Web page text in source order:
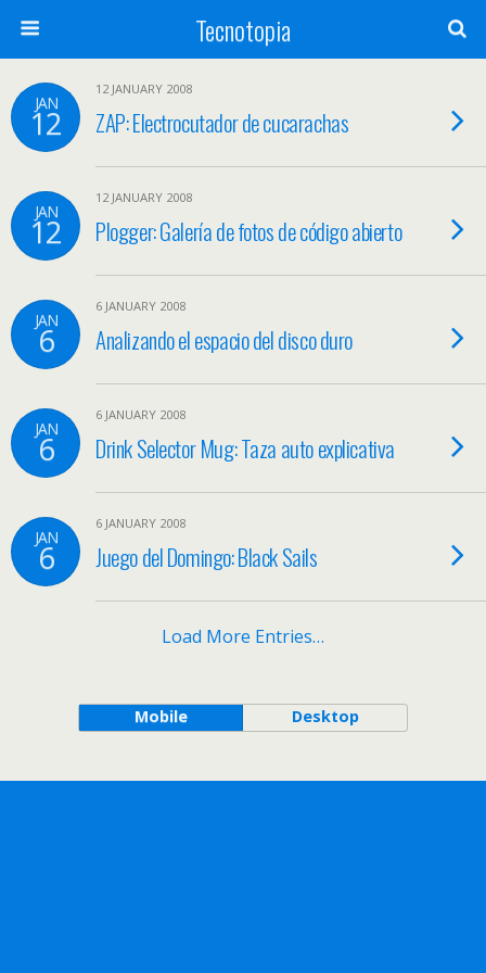
Tecnotopia
JAN
12
12 JANUARY 2008
ZAP: Electrocutador de cucarachas
JAN
12
12 JANUARY 2008
Plogger: Galería de fotos de código abierto
JAN
6
6 JANUARY 2008
Analizando el espacio del disco duro
JAN
6
6 JANUARY 2008
Drink Selector Mug: Taza auto explicativa
JAN
6
6 JANUARY 2008
Juego del Domingo: Black Sails
Load More Entries…
Mobile Desktop